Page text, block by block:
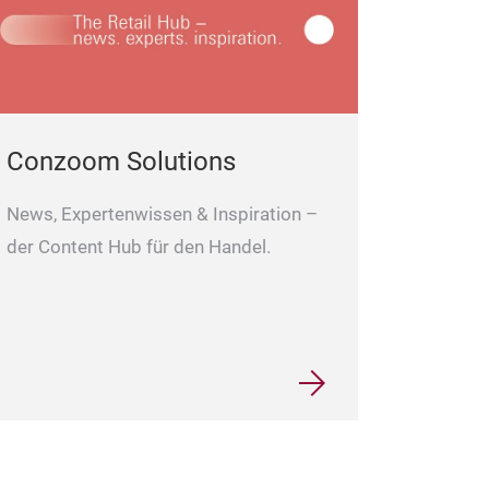
Conzoom Solutions
News, Expertenwissen & Inspiration –
der Content Hub für den Handel.